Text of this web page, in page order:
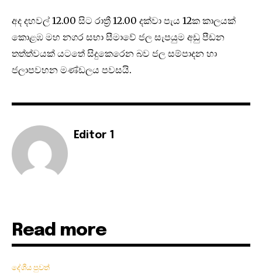
අද දහවල් 12.00 සිට රාත්‍රී 12.00 දක්වා පැය 12ක කාලයක්
කොළඹ මහ නගර සභා සීමාවේ ජල සැපයුම අඩු පීඩන
තත්ත්වයක් යටතේ සිදුකෙරෙන බව ජල සම්පාදන හා
ජලාපවහන මණ්ඩලය පවසයි.
Editor 1
Read more
දේශීය පුවත්